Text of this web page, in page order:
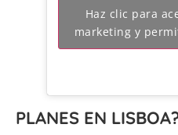
Haz clic para
marketing y
PLANES EN